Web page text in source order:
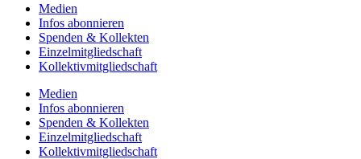
Medien
Infos abonnieren
Spenden & Kollekten
Einzelmitgliedschaft
Kollektivmitgliedschaft
Medien
Infos abonnieren
Spenden & Kollekten
Einzelmitgliedschaft
Kollektivmitgliedschaft